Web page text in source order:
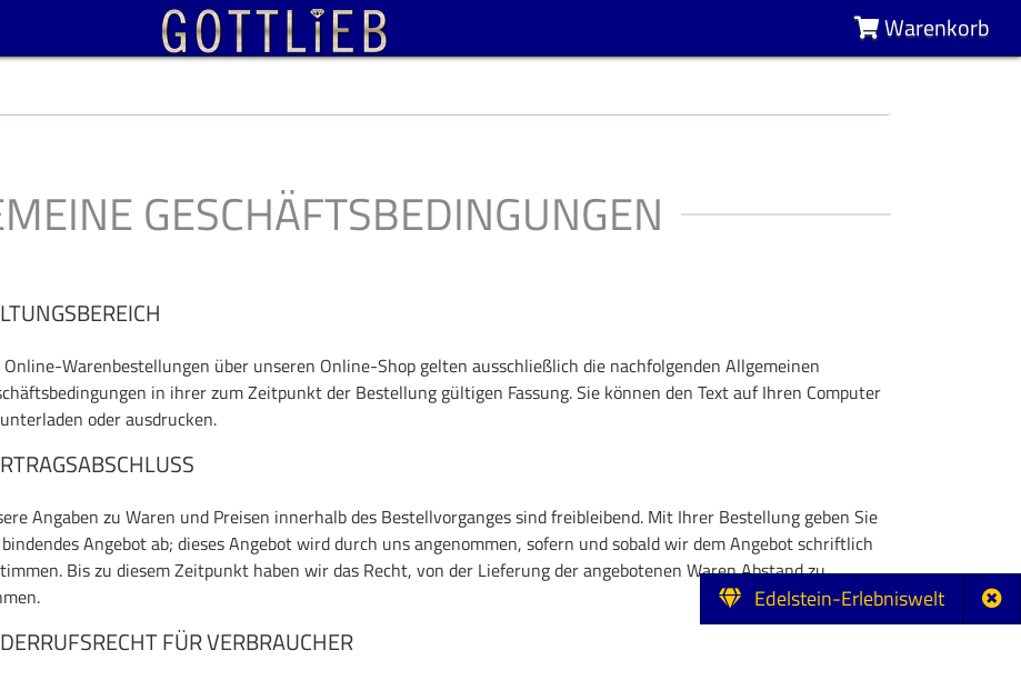
Edelstein-Erlebniswelt
Warenkorb
GESCHÄFTSBEDINGUNGEN
Online-Warenbestellungen über unseren Online-Shop gelten ausschließlich die nachfolgenden Allgemeinen
in ihrer zum Zeitpunkt der Bestellung gültigen Fassung. Sie können den Text auf Ihren Computer
oder ausdrucken.
Angaben zu Waren und Preisen innerhalb des Bestellvorganges sind freibleibend. Mit Ihrer Bestellung geben Sie
Angebot ab; dieses Angebot wird durch uns angenommen, sofern und sobald wir dem Angebot schriftlich
Bis zu diesem Zeitpunkt haben wir das Recht, von der Lieferung der angebotenen Waren Abstand zu
FÜR VERBRAUCHER